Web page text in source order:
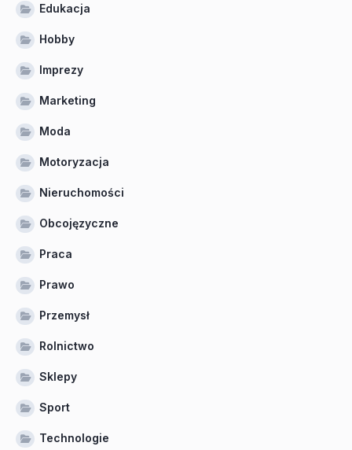
Edukacja
Hobby
Imprezy
Marketing
Moda
Motoryzacja
Nieruchomości
Obcojęzyczne
Praca
Prawo
Przemysł
Rolnictwo
Sklepy
Sport
Technologie